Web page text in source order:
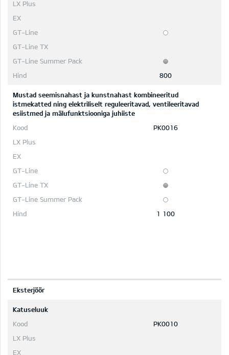
800
Mustad seemisnahast ja kunstnahast kombineeritud
istmekatted ning elektriliselt reguleeritavad, ventileeritavad
esiistmed ja mälufunktsiooniga juhiiste
PK0016
1 100
Eksterjöör
Katuseluuk
PK0010